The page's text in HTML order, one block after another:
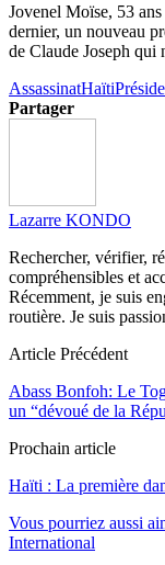
Jovenel Moïse, 53
dernier, un nouveau
de Claude Joseph qui
AssassinatHaïti
Partager
Lazarre KONDO
Rechercher, vérifier,
compréhensibles et
Récemment, je suis
routière. Je suis
Article Précédent
Abass Bonfoh: Le
un “dévoué de la
Prochain article
Haïti : La première
Vous pourriez aussi
International